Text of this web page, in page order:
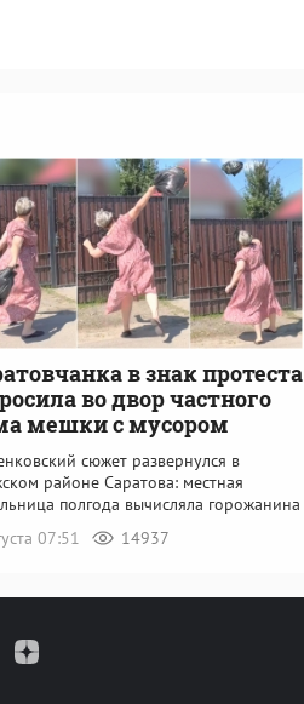
в знак протеста
во двор частного
мешки с мусором
сюжет развернулся в
районе Саратова: местная
полгода вычисляла горожанина
07:51
14937